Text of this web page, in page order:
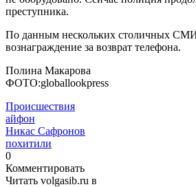
преступника.
По данным нескольких столичных
вознаграждение за возврат телефона.
Полина Макарова
ФОТО:globallookpress
Происшествия
айфон
Никас Сафронов
похитили
0
Комментировать
Читать volgasib.ru в